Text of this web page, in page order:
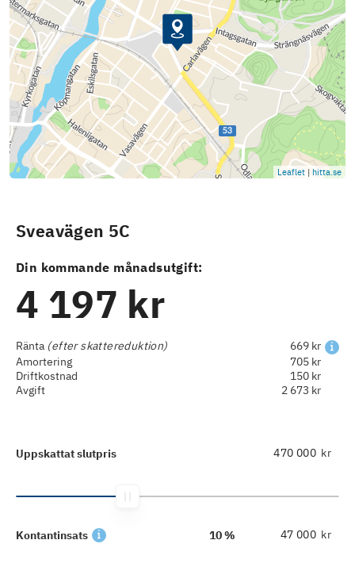
Leaflet | hitta.se
Sveavägen 5C
Din kommande månadsutgift:
4 197 kr
Ränta (efter skattereduktion)
669 kr
Amortering
705 kr
Driftkostnad
150 kr
Avgift
2 673 kr
Uppskattat slutpris kr
Kontantinsats 10 % kr